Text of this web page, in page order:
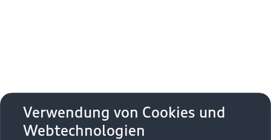
Verwendung von Cookies und
Webtechnologien
Zurück nach oben
Modelle